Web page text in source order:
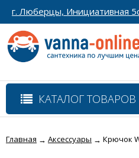
г. Люберцы, Инициативная
КАТАЛОГ ТОВАРОВ
Главная → Аксессуары → Крючок